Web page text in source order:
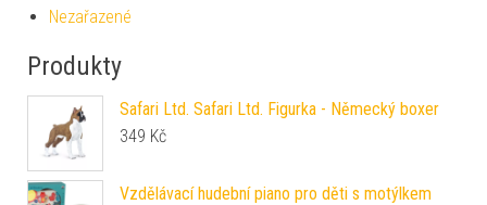
Nezařazené
Produkty
Safari Ltd. Safari Ltd. Figurka - Německý boxer
349 Kč
Vzdělávací hudební piano pro děti s motýlkem